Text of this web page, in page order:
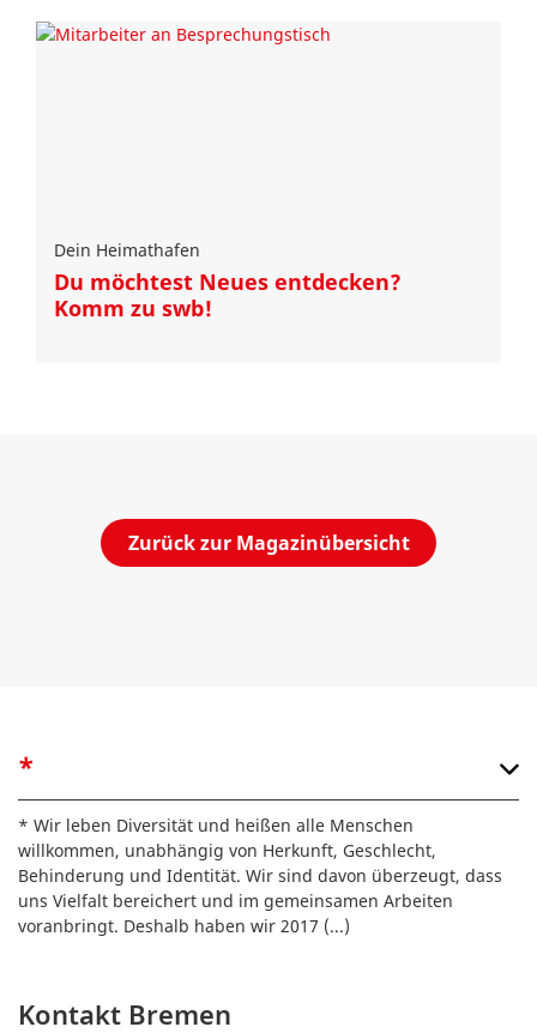
Dein Heimathafen
Du möchtest Neues entdecken?
Komm zu swb!
Zurück zur Magazinübersicht
*
* Wir leben Diversität und heißen alle Menschen
willkommen, unabhängig von Herkunft, Geschlecht,
Behinderung und Identität. Wir sind davon überzeugt, dass
uns Vielfalt bereichert und im gemeinsamen Arbeiten
voranbringt. Deshalb haben wir 2017 (...)
Kontakt Bremen